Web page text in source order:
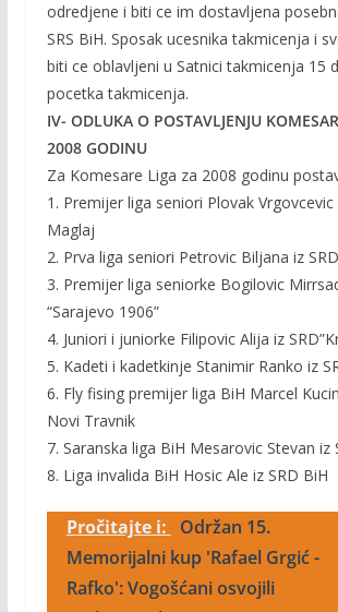
odredjene i biti ce im dostavljena
SRS BiH. Sposak ucesnika takmicenja i
biti ce oblavljeni u Satnici takmicenja 15
pocetka takmicenja.
IV- ODLUKA O POSTAVLJENJU
2008 GODINU
Za Komesare Liga za 2008 godinu
1. Premijer liga seniori Plovak Vrgovcevic
Maglaj
2. Prva liga seniori Petrovic Biljana iz
3. Premijer liga seniorke Bogilovic
“Sarajevo 1906”
4. Juniori i juniorke Filipovic Alija iz
5. Kadeti i kadetkinje Stanimir Ranko iz
6. Fly fising premijer liga BiH Marcel
Novi Travnik
7. Saranska liga BiH Mesarovic Stevan iz
8. Liga invalida BiH Hosic Ale iz SRD BiH
Pročitajte i:
Održan 15.
Memorijalni kup 'Rafael Grgić -
Rafko': Vogošćani osvojili